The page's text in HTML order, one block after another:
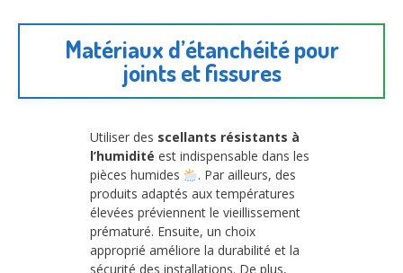
Matériaux d’étanchéité pour
joints et fissures
Utiliser des scellants résistants à
l’humidité est indispensable dans les
pièces humides
. Par ailleurs, des
produits adaptés aux températures
élevées préviennent le vieillissement
prématuré. Ensuite, un choix
approprié améliore la durabilité et la
sécurité des installations. De plus,